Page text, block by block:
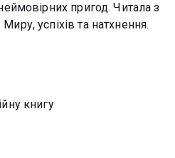
пригод. Читала з
успіхів та натхнення.
книгу